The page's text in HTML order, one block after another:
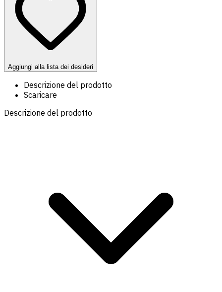
Aggiungi alla lista dei desideri
Descrizione del prodotto
Scaricare
Descrizione del prodotto